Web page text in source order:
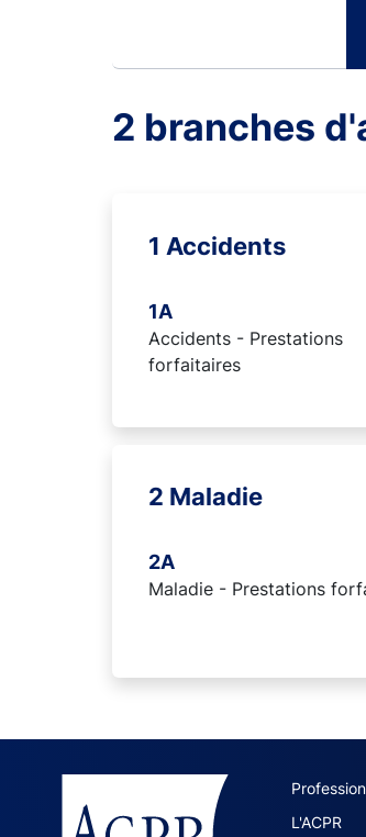
2 branches
1 Accidents
1A
Accidents - Prestations
forfaitaires
2 Maladie
2A
Maladie - Prestations
L'ACPR